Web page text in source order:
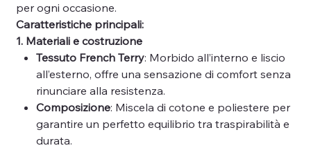
per ogni occasione.
Caratteristiche principali:
1. Materiali e costruzione
Tessuto French Terry: Morbido all’interno e liscio
all’esterno, offre una sensazione di comfort senza
rinunciare alla resistenza.
Composizione: Miscela di cotone e poliestere per
garantire un perfetto equilibrio tra traspirabilità e
durata.